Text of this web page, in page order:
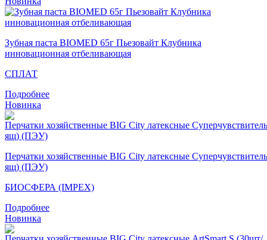
Зубная паста BIOMED 65г Пьезовайт Клубника
инновационная отбеливающая
СПЛАТ
Подробнее
Новинка
Перчатки хозяйственные BIG City латексные
ящ) (ПЭУ)
БИОСФЕРА (IMPEX)
Подробнее
Новинка